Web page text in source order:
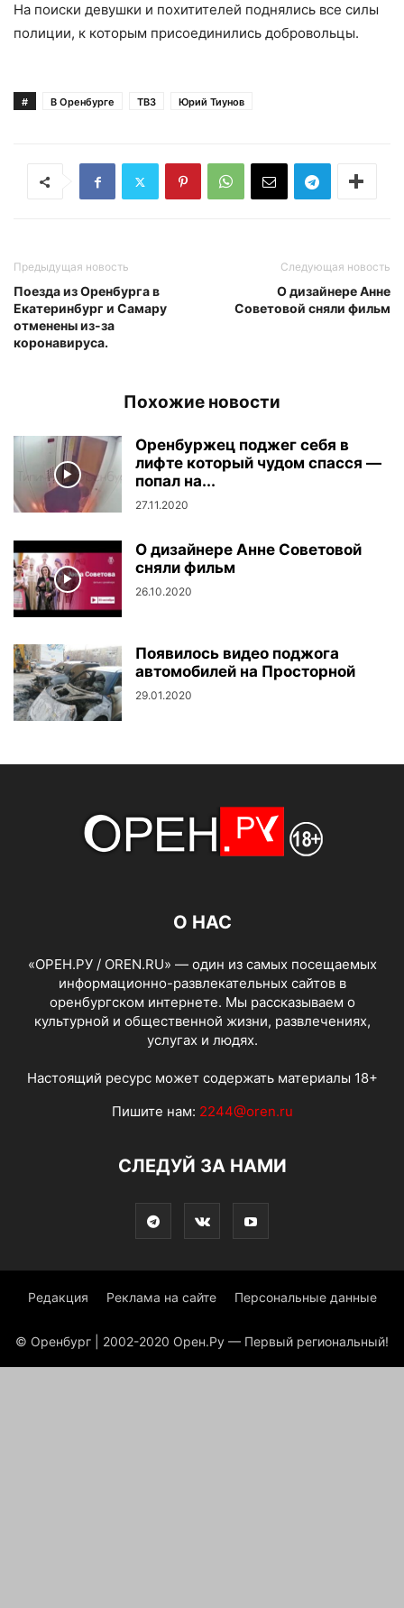
На поиски девушки и похитителей поднялись все силы
полиции, к которым присоединились добровольцы.
# В Оренбурге ТВ3 Юрий Тиунов
Предыдущая новость
Поезда из Оренбурга в
Екатеринбург и Самару
отменены из-за
коронавируса.
Следующая новость
О дизайнере Анне
Советовой сняли фильм
Похожие новости
Оренбуржец поджег себя в
лифте который чудом спасся —
попал на...
27.11.2020
О дизайнере Анне Советовой
сняли фильм
26.10.2020
Появилось видео поджога
автомобилей на Просторной
29.01.2020
О НАС
«ОРЕН.РУ / OREN.RU» — один из самых посещаемых
информационно-развлекательных сайтов в
оренбургском интернете. Мы рассказываем о
культурной и общественной жизни, развлечениях,
услугах и людях.
Настоящий ресурс может содержать материалы 18+
Пишите нам: 2244@oren.ru
СЛЕДУЙ ЗА НАМИ
Редакция Реклама на сайте Персональные данные
© Оренбург | 2002-2020 Орен.Ру — Первый региональный!